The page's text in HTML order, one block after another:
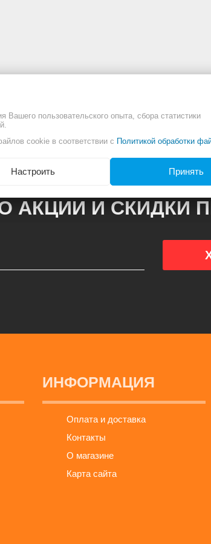
Полное описание:
АКЦИИ И СКИДКИ
ИНФОРМАЦИЯ
Оплата и доставка
Контакты
О магазине
Карта сайта
пользовательского опыта, сбора статистики
cookie в соответствии с Политикой обработки
Настроить Принять